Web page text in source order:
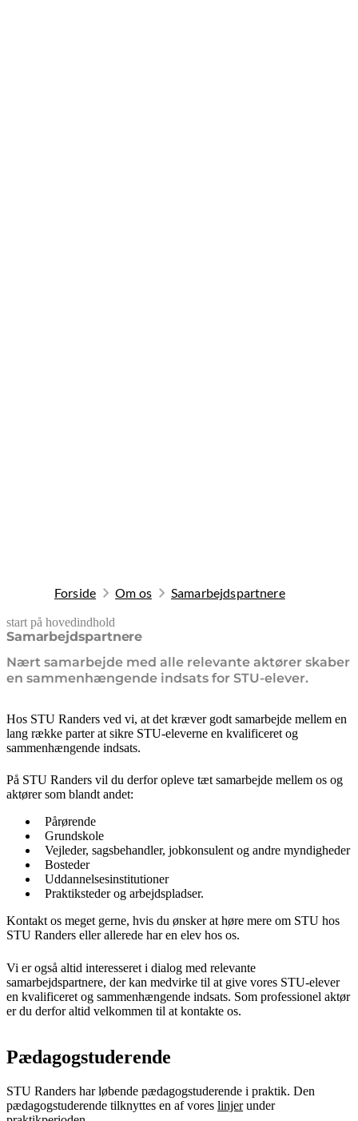
Forside Om os Samarbejdspartnere
start på hovedindhold
Samarbejdspartnere
Nært samarbejde med alle relevante aktører skaber
en sammenhængende indsats for STU-elever.
senest opdateret 19. februar 2026
Hos STU Randers ved vi, at det kræver godt samarbejde mellem en
lang række parter at sikre STU-eleverne en kvalificeret og
sammenhængende indsats.
På STU Randers vil du derfor opleve tæt samarbejde mellem os og
aktører som blandt andet:
Pårørende
Grundskole
Vejleder, sagsbehandler, jobkonsulent og andre myndigheder
Bosteder
Uddannelsesinstitutioner
Praktiksteder og arbejdspladser.
Kontakt os meget gerne, hvis du ønsker at høre mere om STU hos
STU Randers eller allerede har en elev hos os.
Vi er også altid interesseret i dialog med relevante
samarbejdspartnere, der kan medvirke til at give vores STU-elever
en kvalificeret og sammenhængende indsats. Som professionel aktør
er du derfor altid velkommen til at kontakte os.
Pædagogstuderende
STU Randers har løbende pædagogstuderende i praktik. Den
pædagogstuderende tilknyttes en af vores linjerunder